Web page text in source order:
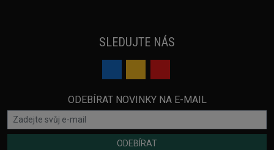
SLEDUJTE NÁS
ODEBÍRAT NOVINKY NA E-MAIL
ODEBÍRAT